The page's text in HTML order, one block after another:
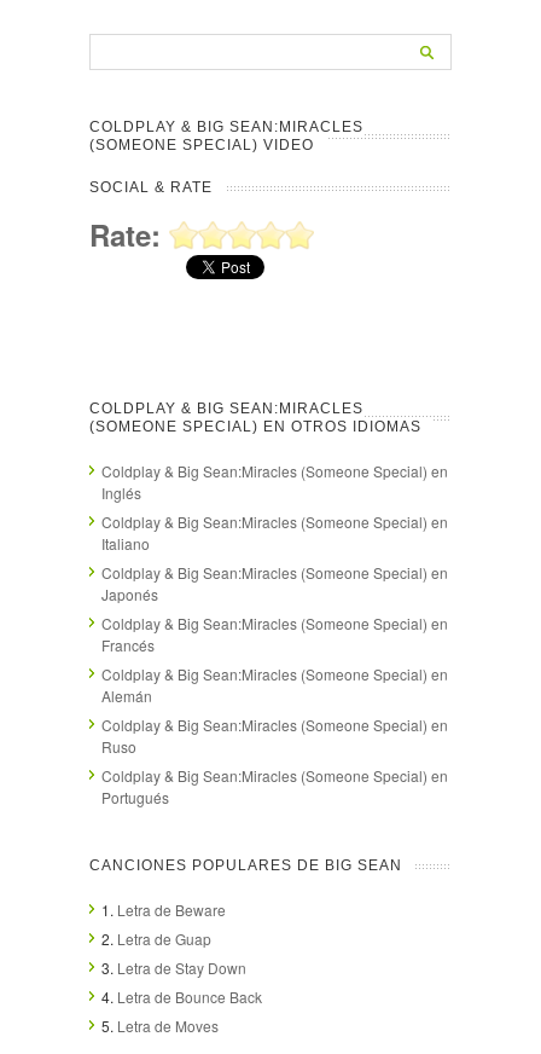
COLDPLAY & BIG SEAN:MIRACLES
(SOMEONE SPECIAL) VIDEO
SOCIAL & RATE
Rate:
COLDPLAY & BIG SEAN:MIRACLES
(SOMEONE SPECIAL) EN OTROS IDIOMAS
Coldplay & Big Sean:Miracles (Someone Special) en
Inglés
Coldplay & Big Sean:Miracles (Someone Special) en
Italiano
Coldplay & Big Sean:Miracles (Someone Special) en
Japonés
Coldplay & Big Sean:Miracles (Someone Special) en
Francés
Coldplay & Big Sean:Miracles (Someone Special) en
Alemán
Coldplay & Big Sean:Miracles (Someone Special) en
Ruso
Coldplay & Big Sean:Miracles (Someone Special) en
Portugués
CANCIONES POPULARES DE BIG SEAN
1. Letra de Beware
2. Letra de Guap
3. Letra de Stay Down
4. Letra de Bounce Back
5. Letra de Moves